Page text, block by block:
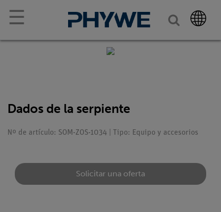
☰
Dados de la serpiente
Nº de artículo: SOM-ZOS-1034 | Tipo: Equipo y accesorios
Solicitar una oferta